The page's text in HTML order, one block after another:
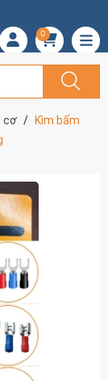
0
cơ
Kìm bấm